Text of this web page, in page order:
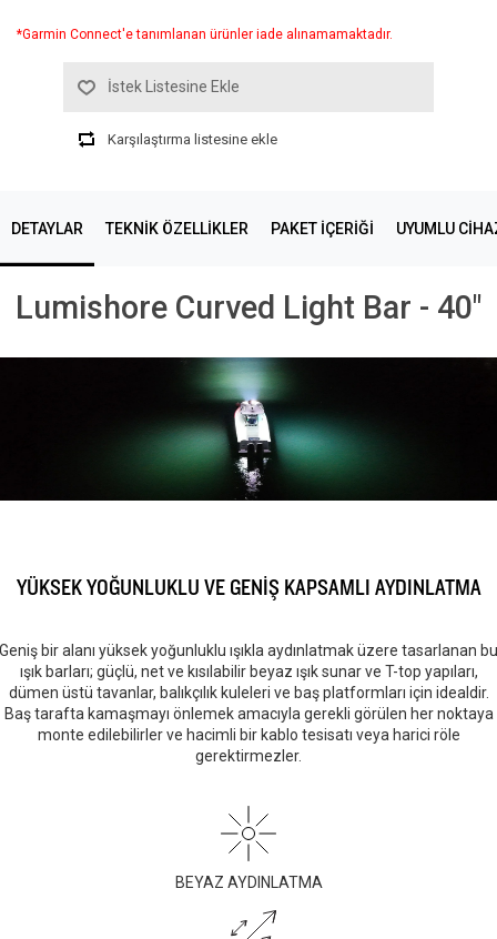
*Garmin Connect'e tanımlanan ürünler iade alınamamaktadır.
İstek Listesine Ekle
Karşılaştırma listesine ekle
DETAYLAR TEKNIK ÖZELLIKLER PAKET İÇERİĞİ UYUMLU
Lumishore Curved Light Bar - 40"
YÜKSEK YOĞUNLUKLU VE GENİŞ KAPSAMLI AYDINLATMA
Geniş bir alanı yüksek yoğunluklu ışıkla aydınlatmak üzere tasarlanan bu
ışık barları; güçlü, net ve kısılabilir beyaz ışık sunar ve T-top yapıları,
dümen üstü tavanlar, balıkçılık kuleleri ve baş platformları için idealdir.
Baş tarafta kamaşmayı önlemek amacıyla gerekli görülen her noktaya
monte edilebilirler ve hacimli bir kablo tesisatı veya harici röle
gerektirmezler.
BEYAZ AYDINLATMA